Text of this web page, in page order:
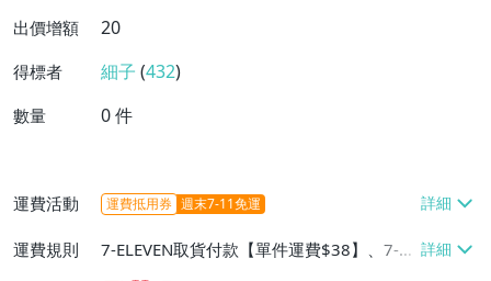
出價增額
20
得標者 細子 (432)
數量 0件
運費活動 運費抵用券 週末7-11免運
運費規則
7-ELEVEN取貨付款【單件運費$38】、7-EL
EVEN取貨不付款【單件運費$38】、萊爾富